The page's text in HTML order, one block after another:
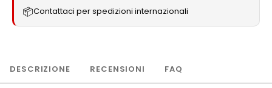
📦Contattaci per spedizioni internazionali
DESCRIZIONE RECENSIONI FAQ